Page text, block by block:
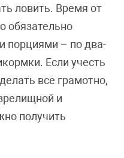
ловить. Время от
обязательно
порциями – по два-
Если учесть
все грамотно,
и
получить